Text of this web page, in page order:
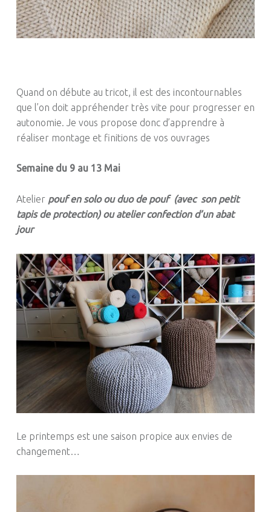
Quand on débute au tricot, il est des incontournables
que l’on doit appréhender très vite pour progresser en
autonomie. Je vous propose donc d’apprendre à
réaliser montage et finitions de vos ouvrages
Semaine du 9 au 13 Mai
Atelier pouf en solo ou duo de pouf (avec son petit
tapis de protection) ou atelier confection d’un abat
jour
Le printemps est une saison propice aux envies de
changement…